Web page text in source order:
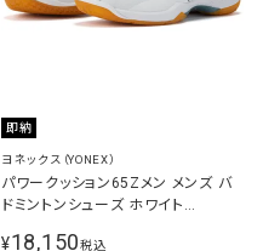
即納
ヨネックス（YONEX）
パワークッション65Zメン メンズ バ
ドミントンシューズ ホワイト
¥18,150税込